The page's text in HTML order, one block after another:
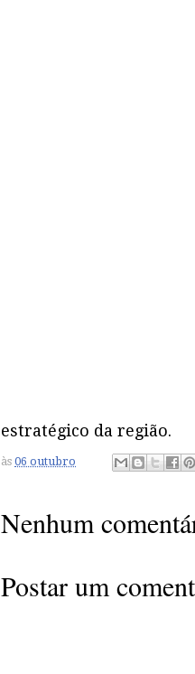
estratégico da região.
às 06 outubro
Nenhum
Postar um